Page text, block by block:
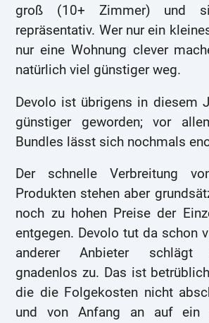
groß (10+ Zimmer) und
repräsentativ. Wer nur ein
nur eine Wohnung clever
natürlich viel günstiger weg.
Devolo ist übrigens in diesem
günstiger geworden; vor
Bundles lässt sich nochmals
Der schnelle Verbreitung
Produkten stehen aber
noch zu hohen Preise der
entgegen. Devolo tut da schon
anderer Anbieter
gnadenlos zu. Das ist
die die Folgekosten nicht
und von Anfang an auf ein